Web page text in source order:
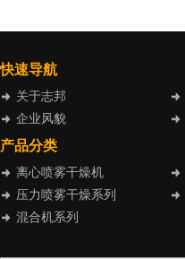
快速导航
关于志邦
企业风貌
产品分类
离心喷雾干燥机
压力喷雾干燥系列
混合机系列